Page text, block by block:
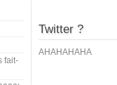
fait-
Twitter ?
AHAHAHAHA